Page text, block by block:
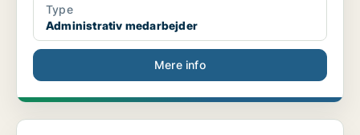
Type
Administrativ medarbejder
Mere info
administrativ medarbejder